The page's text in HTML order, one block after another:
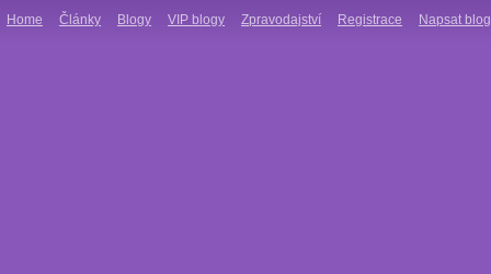
Home Články Blogy VIP blogy Zpravodajství Registrace Napsat blog